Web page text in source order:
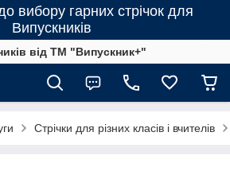
вибору гарних стрічок для
Випускників
від ТМ "Випускник+"
Стрічки для різних класів і вчителів